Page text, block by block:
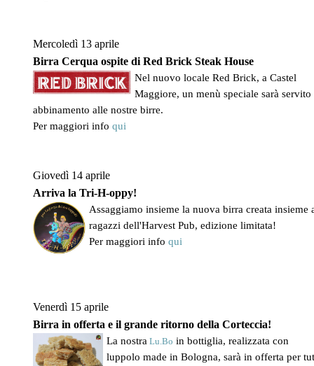
Mercoledì 13 aprile
Birra Cerqua ospite di Red Brick Steak House
Nel nuovo locale Red Brick, a Castel
Maggiore, un menù speciale sarà
abbinamento alle nostre birre.
Per maggiori infoqui
Giovedì 14 aprile
Arriva la Tri-H-oppy!
Assaggiamo insieme la nuova birra creata insieme
ragazzi dell'Harvest Pub, edizione limitata!
Per maggiori infoqui
Venerdì 15 aprile
Birra in offerta e il grande ritorno della Corteccia!
La nostra Lu.Bo in bottiglia, realizzata con
luppolo made in Bologna, sarà in offerta per